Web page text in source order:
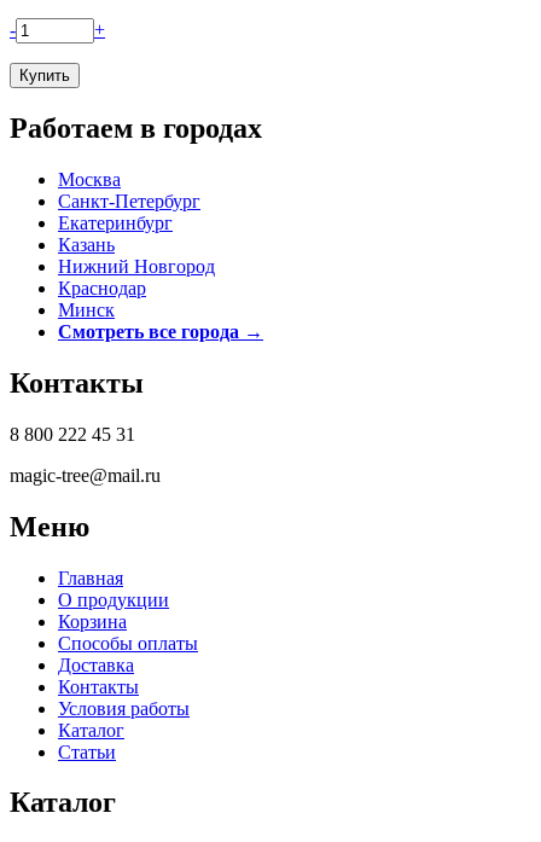
- +
Работаем в городах
Москва
Санкт-Петербург
Екатеринбург
Казань
Нижний Новгород
Краснодар
Минск
Смотреть все города →
Контакты
8 800 222 45 31
magic-tree@mail.ru
Меню
Главная
О продукции
Корзина
Способы оплаты
Доставка
Контакты
Условия работы
Каталог
Статьи
Каталог